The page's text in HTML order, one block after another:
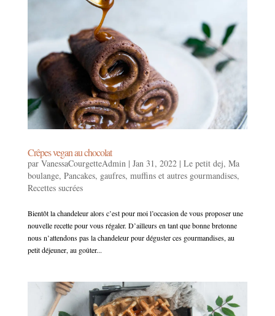
Crêpes vegan au chocolat
par VanessaCourgetteAdmin | Jan 31, 2022| Le petit dej, Ma
boulange, Pancakes, gaufres, muffins et autres gourmandises,
Recettes sucrées
Bientôt la chandeleur alors c’est pour moi l’occasion de vous proposer une
nouvelle recette pour vous régaler. D’ailleurs en tant que bonne bretonne
nous n’attendons pas la chandeleur pour déguster ces gourmandises, au
petit déjeuner, au goûter...